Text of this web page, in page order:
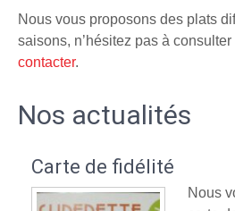
Nous vous proposons des plats
saisons, n’hésitez pas à consulter
contacter.
Nos actualités
Carte de fidélité
Nous